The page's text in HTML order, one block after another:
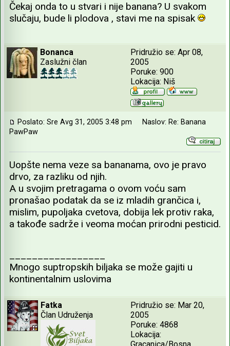
Čekaj onda to u stvari i nije banana? U svakom
slučaju, bude li plodova , stavi me na spisak
Bonanca
Zaslužni član
Pridružio se: Apr 08,
2005
Poruke: 900
Lokacija: Niš
Poslato: Sre Avg 31, 2005 3:48 pm
Naslov: Re: Banana
PawPaw
Uopšte nema veze sa bananama, ovo je pravo
drvo, za razliku od njih.
A u svojim pretragama o ovom voću sam
pronašao podatak da se iz mladih grančica i,
mislim, pupoljaka cvetova, dobija lek protiv raka,
a takođe sadrže i veoma moćan prirodni pesticid.
_________________
Mnogo suptropskih biljaka se može gajiti u
kontinentalnim uslovima
Fatka
Član Udruženja
Pridružio se: Mar 20,
2005
Poruke: 4868
Lokacija: